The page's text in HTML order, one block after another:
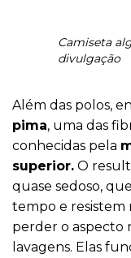
Camiseta
divulgação
Além das polos,
pima, uma das
conhecidas pela
superior. O
quase sedoso,
tempo e resistem
perder o aspecto
lavagens. Elas